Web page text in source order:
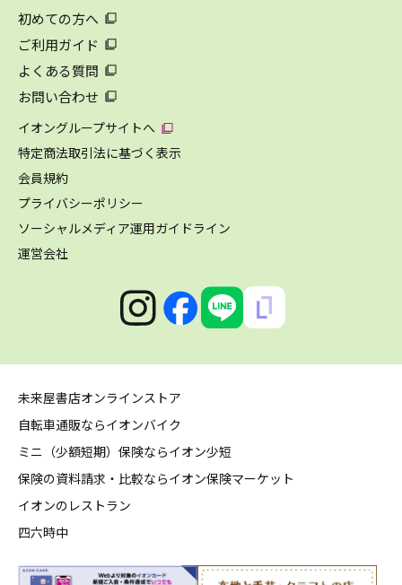
初めての方へ
ご利用ガイド
よくある質問
お問い合わせ
イオングループサイトへ
特定商法取引法に基づく表示
会員規約
プライバシーポリシー
ソーシャルメディア運用ガイドライン
運営会社
未来屋書店オンラインストア
自転車通販ならイオンバイク
ミニ（少額短期）保険ならイオン少短
保険の資料請求・比較ならイオン保険マーケット
イオンのレストラン
四六時中